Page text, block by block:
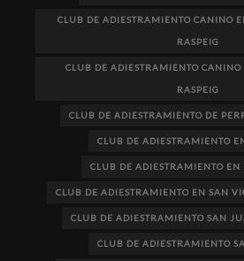
CLUB DE ADIESTRAMIENTO CANINO
RASPEIG
CLUB DE ADIESTRAMIENTO CANINO
RASPEIG
CLUB DE ADIESTRAMIENTO DE
CLUB DE ADIESTRAMIENTO
CLUB DE ADIESTRAMIENTO
CLUB DE ADIESTRAMIENTO EN SAN
CLUB DE ADIESTRAMIENTO SAN
CLUB DE ADIESTRAMIENTO